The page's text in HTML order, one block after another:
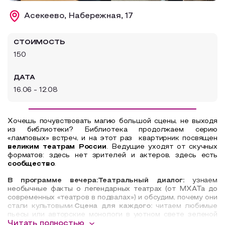
Образовательный туризм
Асекеево, Набережная, 17
СТОИМОСТЬ
150
ДАТА
16.06 - 12.08
Хочешь почувствовать магию большой сцены, не выходя
из библиотеки? Библиотека продолжаем серию
«ламповых» встреч, и на этот раз квартирник посвящен
великим театрам России
Ведущие уходят от скучных
форматов: здесь нет зрителей и актеров, здесь есть
сообщество.
В программе вечера:Театральный диалог:узнаем
необычные факты о легендарных театрах (от МХАТа до
современных «театров в подвалах») и обсудим, почему они
стали культовыми. Сцена для каждого:читаем любимые
пьесы или авторские монологи в уютном свете зеленой
лампы. Попробуй себя в роли героя классики или
Читать полностью